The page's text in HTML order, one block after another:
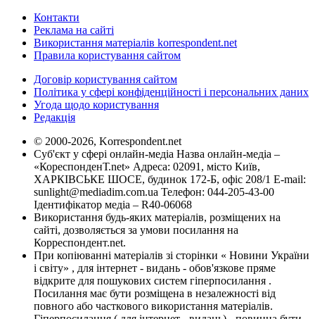
Контакти
Реклама на сайті
Використання матеріалів korrespondent.net
Правила користування сайтом
Договір користування сайтом
Політика у сфері конфіденційності і персональних даних
Угода щодо користування
Редакція
© 2000-2026, Korrespondent.net
Суб'єкт у сфері онлайн-медіа Назва онлайн-медіа –
«КореспонденТ.net» Адреса: 02091, місто Київ,
ХАРКІВСЬКЕ ШОСЕ, будинок 172-Б, офіс 208/1 E-mail:
sunlight@mediadim.com.ua Телефон: 044-205-43-00
Ідентифікатор медіа – R40-06068
Використання будь-яких матеріалів, розміщених на
сайті, дозволяється за умови посилання на
Корреспондент.net.
При копіюванні матеріалів зі сторінки « Новини України
і світу» , для інтернет - видань - обов'язкове пряме
відкрите для пошукових систем гіперпосилання .
Посилання має бути розміщена в незалежності від
повного або часткового використання матеріалів.